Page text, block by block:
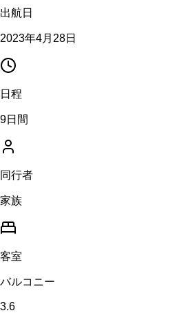
出航日
2023年4月28日
日程
9日間
同行者
家族
客室
バルコニー
3.6